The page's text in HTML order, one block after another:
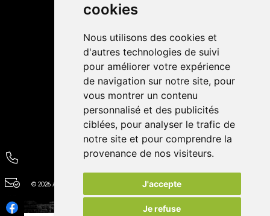
cookies
Nous utilisons des cookies et
d'autres technologies de suivi
pour améliorer votre expérience
de navigation sur notre site, pour
vous montrer un contenu
personnalisé et des publicités
ciblées, pour analyser le trafic de
notre site et pour comprendre la
provenance de nos visiteurs.
J'accepte
Je refuse
4,4 / 5 65 avis
© 2026 Autour de la Pharmacie Tous droits réservés